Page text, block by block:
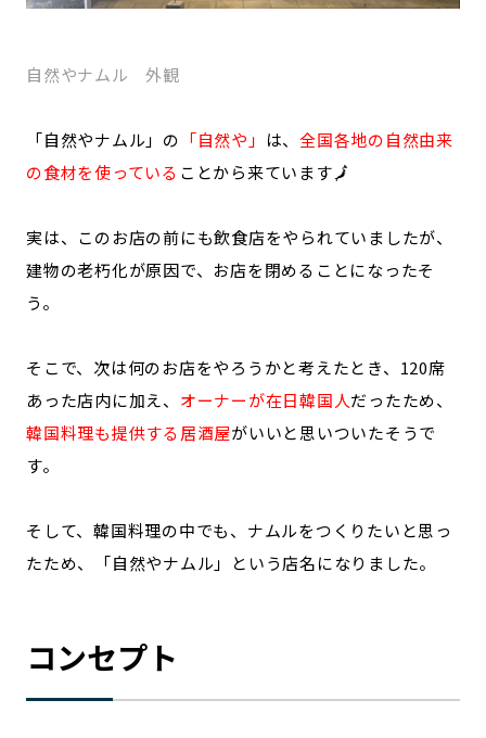
自然やナムル 外観
「自然やナムル」の 「自然や」 は、 全国各地の自然由来
の食材を使っている ことから来ています🗾
実は、このお店の前にも飲食店をやられていましたが、
建物の老朽化が原因で、お店を閉めることになったそ
う。
そこで、次は何のお店をやろうかと考えたとき、120席
あった店内に加え、 オーナーが在日韓国人だったため、
韓国料理も提供する居酒屋がいいと思いついたそうで
す。
そして、韓国料理の中でも、ナムルをつくりたいと思っ
たため、「自然やナムル」という店名になりました。
コンセプト